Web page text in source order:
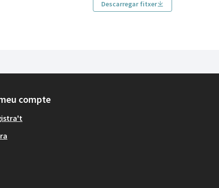
Descarregar fitxer
compte